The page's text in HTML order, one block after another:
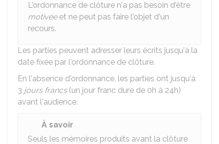
L'ordonnance de clôture n'a pas besoin d'être
motivéeet ne peut pas faire l'objet d'un
recours.
Les parties peuvent adresser leurs écrits jusqu'à la
date fixée par l'ordonnance de clôture.
En l'absence d'ordonnance, les parties ont jusqu'à
3 jours francs(un jour franc dure de 0h à 24h)
avant l'audience.
À savoir
Seuls les mémoires produits avant la clôture